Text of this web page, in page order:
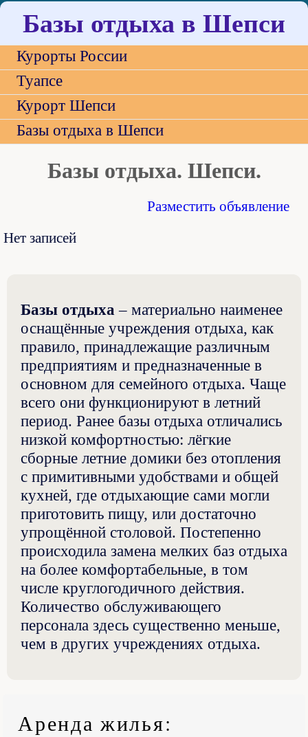
Базы отдыха в Шепси
Курорты России
Туапсе
Курорт Шепси
Базы отдыха в Шепси
Аренда жилья:
Базы отдыха. Шепси.
Разместить объявление
Нет записей
Базы отдыха– материально наименее
оснащённые учреждения отдыха, как
правило, принадлежащие различным
предприятиям и предназначенные в
основном для семейного отдыха. Чаще
всего они функционируют в летний
период. Ранее базы отдыха отличались
низкой комфортностью: лёгкие
сборные летние домики без отопления
с примитивными удобствами и общей
кухней, где отдыхающие сами могли
приготовить пищу, или достаточно
упрощённой столовой. Постепенно
происходила замена мелких баз отдыха
на более комфортабельные, в том
числе круглогодичного действия.
Количество обслуживающего
персонала здесь существенно меньше,
чем в других учреждениях отдыха.